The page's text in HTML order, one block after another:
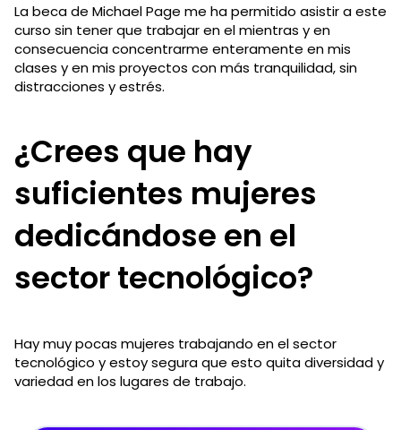
La beca de Michael Page me ha permitido asistir a este
curso sin tener que trabajar en el mientras y en
consecuencia concentrarme enteramente en mis
clases y en mis proyectos con más tranquilidad, sin
distracciones y estrés.
¿Crees que hay
suficientes mujeres
dedicándose en el
sector tecnológico?
Hay muy pocas mujeres trabajando en el sector
tecnológico y estoy segura que esto quita diversidad y
variedad en los lugares de trabajo.